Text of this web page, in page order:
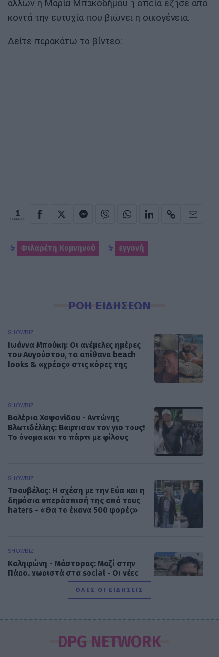
άλλων η Μαρία Μπακοδήμου η οποία έζησε από
κοντά την ευτυχία που βιώνει η οικογένεια.
Δείτε παρακάτω το βίντεο:
1
SHARES
Φιλαρέτη Κομνηνού εγγονή
ΡΟΗ ΕΙΔΗΣΕΩΝ
SHOWBIZ
Ιωάννα Μπούκη: Οι ανέμελες ημέρες
του Αυγούστου, τα απίθανα beach
looks & «χρέος» στις κόρες της
SHOWBIZ
Βαλέρια Χοψονίδου - Αντώνης
Βλωτιδέλλης: Βάφτισαν τον γιο τους!
Το όνομα και το πάρτι με φίλους
SHOWBIZ
Τσουβέλας: Η σχέση με την Εύα και η
δημόσια υπεράσπισή της από τους
haters - «Θα το έκανα 500 φορές»
SHOWBIZ
Καληφώνη - Μάστορας: Μαζί στην
Πάρο, χωριστά στα social - Οι νέες
Μελέτης Ηλίας: Τα δέκα χρόνια
ψυχοθεραπείας, τα πρωτοσέλιδα και
ΟΛΕΣ ΟΙ ΕΙΔΗΣΕΙΣ
DPG NETWORK